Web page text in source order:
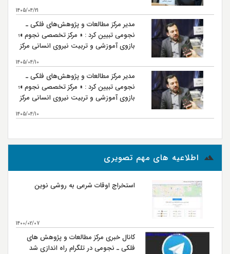
1405/04/21
مدیر مرکز مطالعات و پژوهش‌های فلکی ـ
نجومی تبیین کرد : « مرکز تخصصی نجوم »؛
بازوی آموزشی و تربیت نیروی انسانی مرکز
1405/04/10
مدیر مرکز مطالعات و پژوهش‌های فلکی ـ
نجومی تبیین کرد : « مرکز تخصصی نجوم »؛
بازوی آموزشی و تربیت نیروی انسانی مرکز
1405/04/10
اطلاعیه های مهم تصویری
استخراج اوقات شرعی به روشی نوین
1400/02/07
کانال خبری مرکز مطالعات و پژوهش های
فلکی ـ نجومی در تلگرام راه اندازی شد